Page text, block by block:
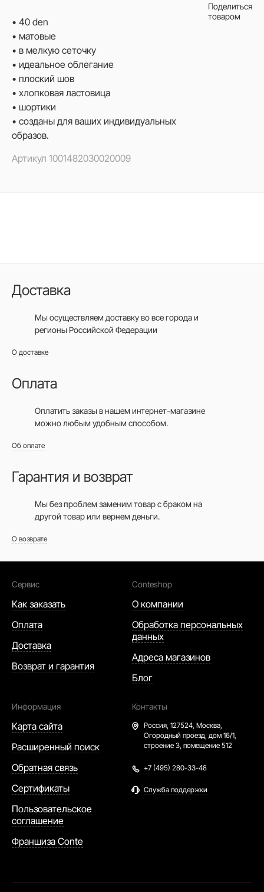
• 40 den
• матовые
• в мелкую сеточку
• идеальное облегание
• плоский шов
• хлопковая ластовица
• шортики
• созданы для ваших индивидуальных
образов.
Артикул 1001482030020009
Поделиться
товаром
Доставка
Мы осуществляем доставку во все городаи
регионы Российской Федерации
О доставке
Оплата
Оплатить заказы в нашем интернет-магазине
можно любым удобным способом.
Об оплате
Гарантия и возврат
Мы без проблем заменим товар с браком на
другой товар или вернем деньги.
О возврате
Сервис
Как заказать
Оплата
Доставка
Возврат и гарантия
Conteshop
О компании
Обработка персональных
данных
Адреса магазинов
Блог
Информация
Карта сайта
Расширенный поиск
Обратная связь
Сертификаты
Пользовательское
соглашение
Франшиза Conte
Контакты
Россия, 127524, Москва,
Огородный проезд, дом 16/1,
строение 3, помещение 512
+7 (495) 280-33-48
Служба поддержки